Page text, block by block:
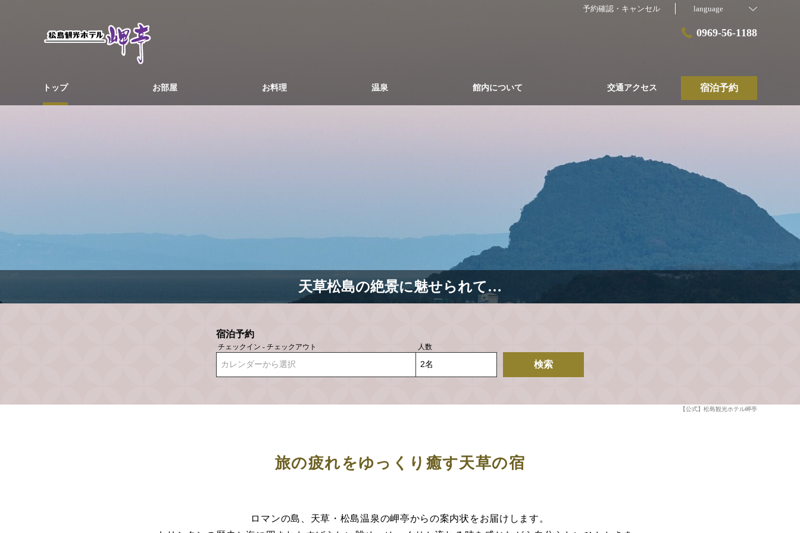
予約確認・キャンセル language
0969-56-1188
トップ お部屋 お料理 温泉 館内について 交通アクセス 宿泊予約
天草松島の絶景に魅せられて…
宿泊予約
チェックイン - チェックアウト
カレンダーから選択
人数
検索
【公式】松島観光ホテル岬亭
旅の疲れをゆっくり癒す天草の宿
ロマンの島、天草・松島温泉の岬亭からの案内状をお届けします。